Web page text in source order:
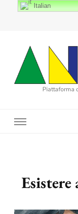
Piattaforma
Esistere
Italian